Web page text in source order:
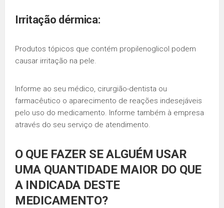
Irritação dérmica:
Produtos tópicos que contém propilenoglicol podem
causar irritação na pele.
Informe ao seu médico, cirurgião-dentista ou
farmacêutico o aparecimento de reações indesejáveis
pelo uso do medicamento. Informe também à empresa
através do seu serviço de atendimento.
O QUE FAZER SE ALGUÉM USAR
UMA QUANTIDADE MAIOR DO QUE
A INDICADA DESTE
MEDICAMENTO?